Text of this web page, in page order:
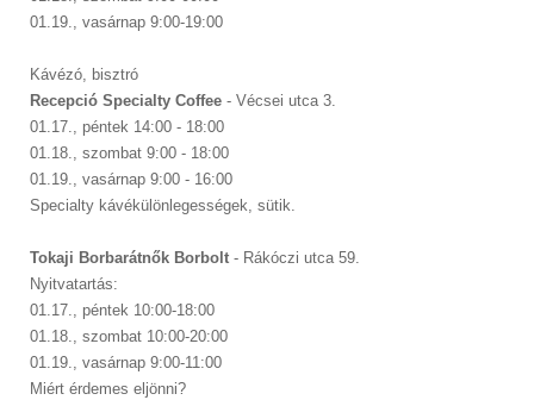
01.19., vasárnap 9:00-19:00
Kávézó, bisztró
Recepció Specialty Coffee - Vécsei utca 3.
01.17., péntek 14:00 - 18:00
01.18., szombat 9:00 - 18:00
01.19., vasárnap 9:00 - 16:00
Specialty kávékülönlegességek, sütik.
Tokaji Borbarátnők Borbolt - Rákóczi utca 59.
Nyitvatartás:
01.17., péntek 10:00-18:00
01.18., szombat 10:00-20:00
01.19., vasárnap 9:00-11:00
Miért érdemes eljönni?